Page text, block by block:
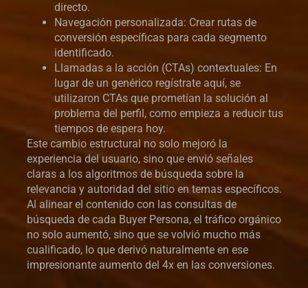
directo.
Navegación personalizada: Crear rutas de
conversión específicas para cada segmento
identificado.
Llamadas a la acción (CTAs) contextuales: En
lugar de un genérico regístrate aquí, se
utilizaron CTAs que prometían la solución al
problema del perfil, como empieza a reducir tus
tiempos de espera hoy.
Este cambio estructural no solo mejoró la
experiencia del usuario, sino que envió señales
claras a los algoritmos de búsqueda sobre la
relevancia y autoridad del sitio en temas específicos.
Al alinear el contenido con las consultas de
búsqueda de cada Buyer Persona, el tráfico orgánico
no solo aumentó, sino que se volvió mucho más
cualificado, lo que derivó naturalmente en ese
impresionante aumento del 4x en las conversiones.